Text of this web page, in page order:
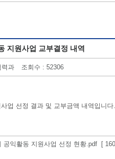
지원사업 교부결정 내역
력과 조회수 : 52306
업 선정 결과 및 교부금액 내역입니다.
공익활동 지원사업 선정 현황.pdf [